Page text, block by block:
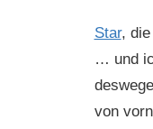
Star, die
… und
von vorn